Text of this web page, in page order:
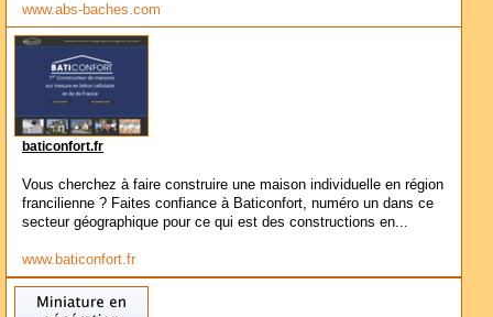
www.abs-baches.com
baticonfort.fr
Vous cherchez à faire construire une maison individuelle en région
francilienne ? Faites confiance à Baticonfort, numéro un dans ce
secteur géographique pour ce qui est des constructions en...
www.baticonfort.fr